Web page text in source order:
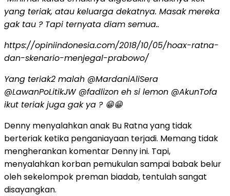
yang teriak, atau keluarga dekatnya. Masak mereka
gak tau ? Tapi ternyata diam semua..
https://opiniindonesia.com/2018/10/05/hoax-ratna-
dan-skenario-menjegal-prabowo/
Yang teriak2 malah @MardaniAliSera
@LawanPoLitikJW @fadlizon eh si lemon @AkunTofa
ikut teriak juga gak ya ? 😁😁
Denny menyalahkan anak Bu Ratna yang tidak
berteriak ketika penganiayaan terjadi. Memang tidak
mengherankan komentar Denny ini. Tapi,
menyalahkan korban pemukulan sampai babak belur
oleh sekelompok preman biadab, tentulah sangat
disayangkan.